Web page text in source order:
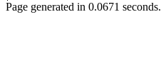
Page generated in 0.0671 seconds.